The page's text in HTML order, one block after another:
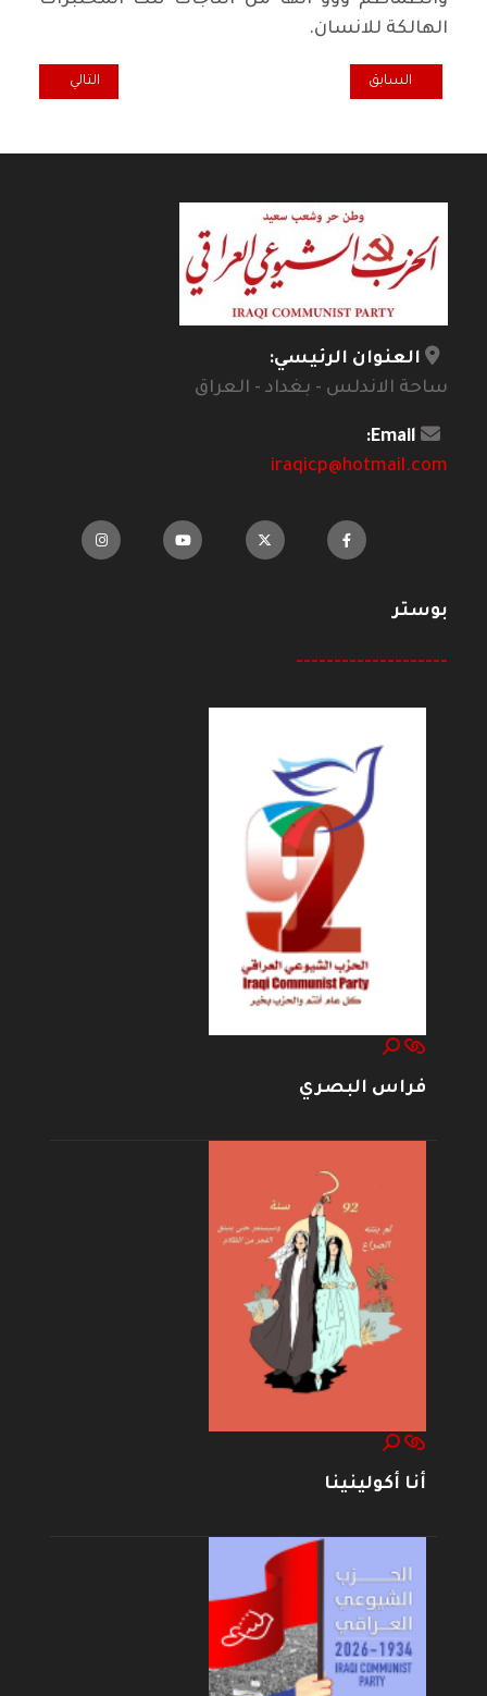
الهالكة للانسان.
المقال السابق: حين يغيب الرقيب
السابق المقال التالي:
التالي
العنوان الرئيسي:
ساحة الاندلس - بغداد - العراق
Email:
iraqicp@hotmail.com
بوستر
--------------------
فراس البصري
أنا أكولينينا